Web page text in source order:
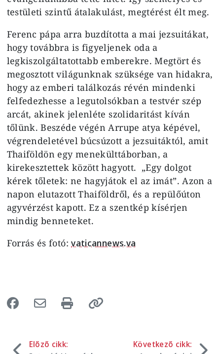
testületi szintű átalakulást, megtérést élt meg.
Ferenc pápa arra buzdította a mai jezsuitákat,
hogy továbbra is figyeljenek oda a
legkiszolgáltatottabb emberekre. Megtört és
megosztott világunknak szüksége van hidakra,
hogy az emberi találkozás révén mindenki
felfedezhesse a legutolsókban a testvér szép
arcát, akinek jelenléte szolidaritást kíván
tőlünk. Beszéde végén Arrupe atya képével,
végrendeletével búcsúzott a jezsuitáktól, amit
Thaiföldön egy menekülttáborban, a
kirekesztettek között hagyott. „Egy dolgot
kérek tőletek: ne hagyjátok el az imát”. Azon a
napon elutazott Thaiföldről, és a repülőúton
agyvérzést kapott. Ez a szentkép kísérjen
mindig benneteket.
Forrás és fotó:vaticannews.va
Előző cikk: Következő cikk: